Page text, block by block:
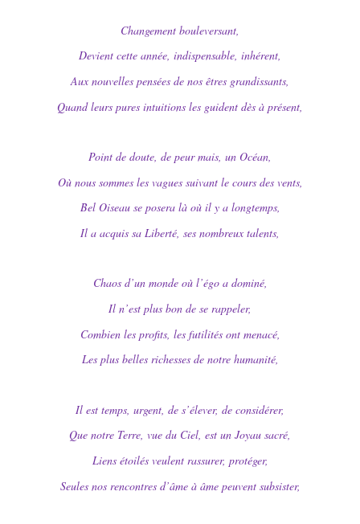
Changement bouleversant,
Devient cette année, indispensable, inhérent,
Aux nouvelles pensées de nos êtres grandissants,
Quand leurs pures intuitions les guident dès à présent,
Point de doute, de peur mais, un Océan,
Où nous sommes les vagues suivant le cours des vents,
Bel Oiseau se posera là où il y a longtemps,
Il a acquis sa Liberté, ses nombreux talents,
Chaos d’un monde où l’égo a dominé,
Il n’est plus bon de se rappeler,
Combien les profits, les futilités ont menacé,
Les plus belles richesses de notre humanité,
Il est temps, urgent, de s’élever, de considérer,
Que notre Terre, vue du Ciel, est un Joyau sacré,
Liens étoilés veulent rassurer, protéger,
Seules nos rencontres d’âme à âme peuvent subsister,